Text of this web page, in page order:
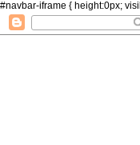
#navbar-iframe { height:0px;